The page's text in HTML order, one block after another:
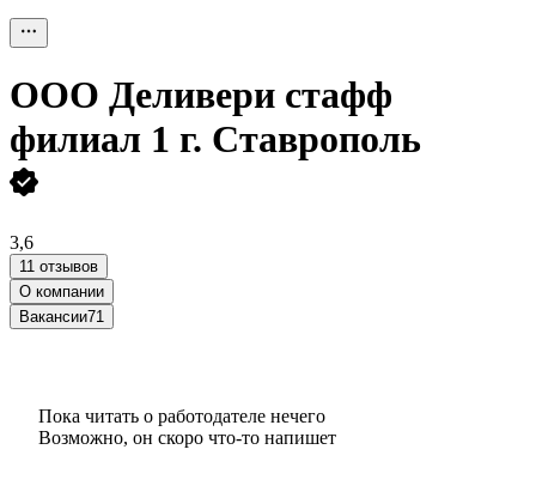
ООО Деливери стафф
филиал 1 г. Ставрополь
3,6
11 отзывов
О компании
Вакансии71
Пока читать о работодателе нечего
Возможно, он скоро что‑то напишет